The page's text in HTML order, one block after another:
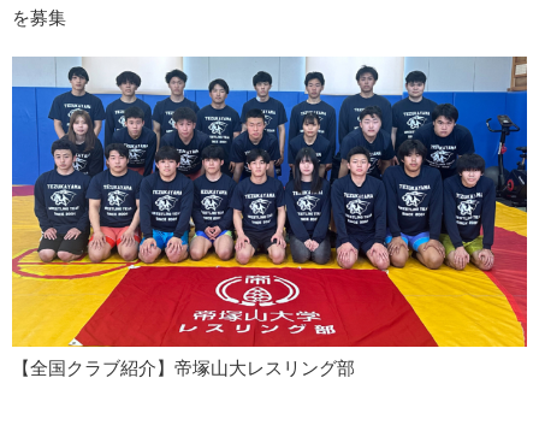
を募集
【全国クラブ紹介】帝塚山大レスリング部